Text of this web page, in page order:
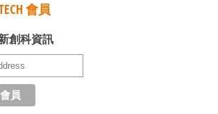
會員
創科資訊